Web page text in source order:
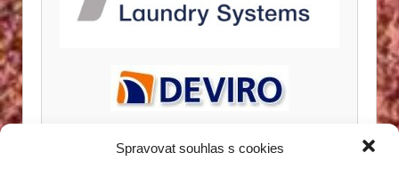
Spravovat souhlas s cookies